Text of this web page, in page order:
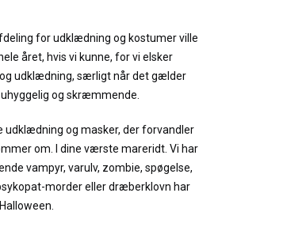
for udklædning og kostumer ville
året, hvis vi kunne, for vi elsker
udklædning, særligt når det gælder
og skræmmende.
udklædning og masker, der forvandler
om. I dine værste mareridt. Vi har
vampyr, varulv, zombie, spøgelse,
morder eller dræberklovn har